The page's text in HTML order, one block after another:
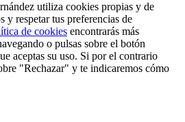
utiliza cookies propias y de
y respetar tus preferencias de
de cookies encontrarás más
o pulsas sobre el botón
aceptas su uso. Si por el contrario
"Rechazar" y te indicaremos cómo